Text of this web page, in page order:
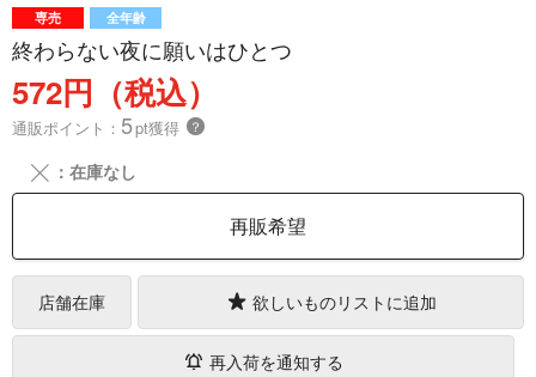
専売 全年齢
終わらない夜に願いはひとつ
572円（税込）
通販ポイント： 5pt獲得 ？
╳ ：在庫なし
再販希望
店舗在庫 欲しいものリストに追加
再入荷を通知する